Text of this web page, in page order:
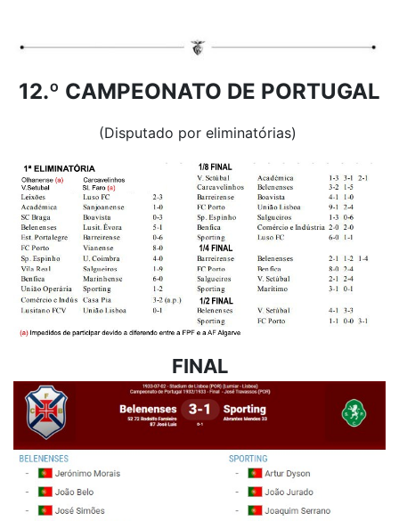
12.º CAMPEONATO DE PORTUGAL
(Disputado por eliminatórias)
FINAL